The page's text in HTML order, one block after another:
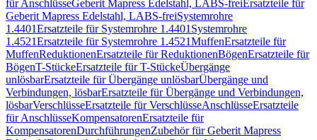
für AnschlüsseGeberit Mapress Edelstahl, LABS-freiErsatzteile für
Geberit Mapress Edelstahl, LABS-freiSystemrohre
1.4401Ersatzteile für Systemrohre 1.4401 Systemrohre
1.4521Ersatzteile für Systemrohre 1.4521MuffenErsatzteile für
MuffenReduktionenErsatzteile für ReduktionenBögenErsatzteile für
BögenT-StückeErsatzteile für T-StückeÜbergänge
unlösbarErsatzteile für Übergänge unlösbarÜbergänge und
Verbindungen, lösbarErsatzteile für Übergänge und Verbindungen,
lösbarVerschlüsseErsatzteile für VerschlüsseAnschlüsseErsatzteile
für AnschlüsseKompensatorenErsatzteile für
KompensatorenDurchführungenZubehör für Geberit Mapress